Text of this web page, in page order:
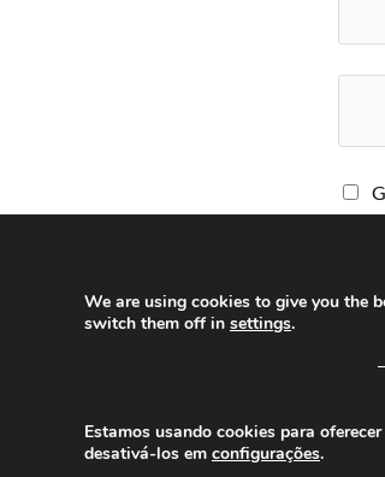
© 2026CHEGANOS
We are using cookies to give you the
switch them off in settings.
Estamos usando cookies para
desativá-los em configurações.